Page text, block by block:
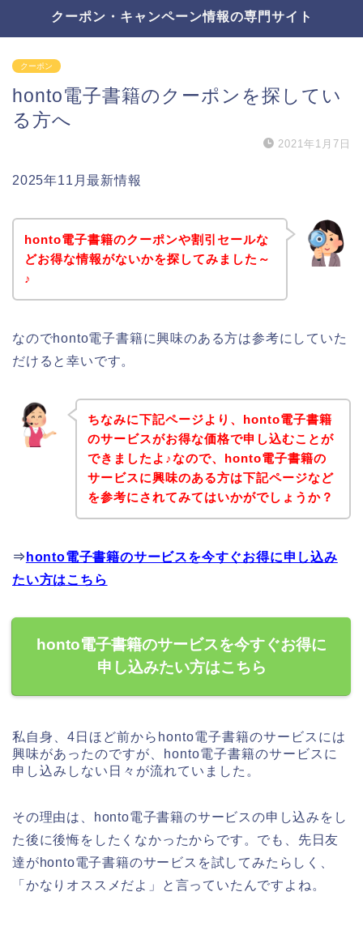
クーポン・キャンペーン情報の専門サイト
クーポン
honto電子書籍のクーポンを探してい
る方へ
2021年1月7日
2025年11月最新情報
honto電子書籍のクーポンや割引セールな
どお得な情報がないかを探してみました～
♪
なのでhonto電子書籍に興味のある方は参考にしていた
だけると幸いです。
ちなみに下記ページより、honto電子書籍
のサービスがお得な価格で申し込むことが
できましたよ♪なので、honto電子書籍の
サービスに興味のある方は下記ページなど
を参考にされてみてはいかがでしょうか？
⇒ honto電子書籍のサービスを今すぐお得に申し込み
たい方はこちら
honto電子書籍のサービスを今すぐお得に
申し込みたい方はこちら
私自身、4日ほど前からhonto電子書籍のサービスには
興味があったのですが、honto電子書籍のサービスに
申し込みしない日々が流れていました。
その理由は、honto電子書籍のサービスの申し込みをし
た後に後悔をしたくなかったからです。でも、先日友
達がhonto電子書籍のサービスを試してみたらしく、
「かなりオススメだよ」と言っていたんですよね。